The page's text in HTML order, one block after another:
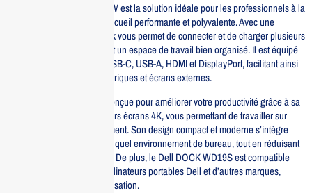
Le Dell DOCK WD19S 130W est la solution idéale pour les professionnels à la
recherche d’une station d’accueil performante et polyvalente. Avec une
puissance de 130W, ce dock vous permet de connecter et de charger plusieurs
appareils tout en maintenant un espace de travail bien organisé. Il est équipé
de divers ports, y compris USB-C, USB-A, HDMI et DisplayPort, facilitant ainsi
la connexion de vos périphériques et écrans externes.
Cette station d’accueil est conçue pour améliorer votre productivité grâce à sa
capacité à supporter plusieurs écrans 4K, vous permettant de travailler sur
plusieurs tâches simultanément. Son design compact et moderne s’intègre
parfaitement dans n’importe quel environnement de bureau, tout en réduisant
l’encombrement des câbles. De plus, le Dell DOCK WD19S est compatible
avec une large gamme d’ordinateurs portables Dell et d’autres marques,
assurant une flexibilité d’utilisation.